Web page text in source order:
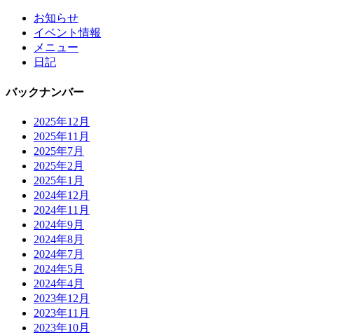
お知らせ
イベント情報
メニュー
日記
バックナンバー
2025年12月
2025年11月
2025年7月
2025年2月
2025年1月
2024年12月
2024年11月
2024年9月
2024年8月
2024年7月
2024年5月
2024年4月
2023年12月
2023年11月
2023年10月